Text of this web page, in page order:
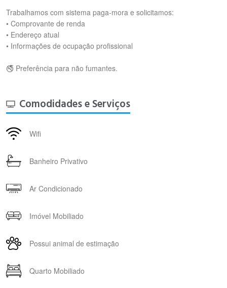
Trabalhamos com sistema paga-mora e solicitamos:
• Comprovante de renda
• Endereço atual
• Informações de ocupação profissional
🚭 Preferência para não fumantes.
Comodidades e Serviços
Wifi
Banheiro Privativo
Ar Condicionado
Imóvel Mobiliado
Possui animal de estimação
Quarto Mobiliado